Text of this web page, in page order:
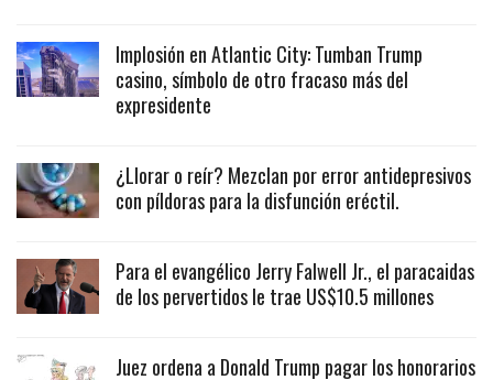
Implosión en Atlantic City: Tumban Trump
casino, símbolo de otro fracaso más del
expresidente
¿Llorar o reír? Mezclan por error antidepresivos
con píldoras para la disfunción eréctil.
Para el evangélico Jerry Falwell Jr., el paracaidas
de los pervertidos le trae US$10.5 millones
Juez ordena a Donald Trump pagar los honorarios